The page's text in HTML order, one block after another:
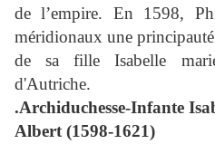
de l’empire. En 1598,
méridionaux une
de sa fille Isabelle
d'Autriche.
.Archiduchesse-Infante
Albert (1598-1621)